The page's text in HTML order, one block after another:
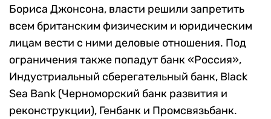
Бориса Джонсона, власти решили запретить
всем британским физическим и юридическим
лицам вести с ними деловые отношения. Под
ограничения также попадут банк «Россия»,
Индустриальный сберегательный банк, Black
Sea Bank (Черноморский банк развития и
реконструкции), Генбанк и Промсвязьбанк.